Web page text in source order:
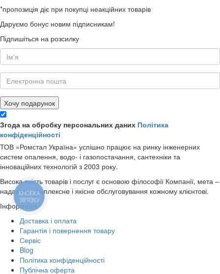
*пропозиція діє при покупці неакційних товарів
Даруємо бонус новим підписникам!
Підпишіться на розсилку
Хочу подарунок
Згода на обробку персональних даних Політика
конфіденційності
ТОВ «Ромстал Україна» успішно працює на ринку інженерних
систем опалення, водо- і газопостачання, сантехніки та
інноваційних технологій з 2003 року.
Висока якість товарів і послуг є основою філософії Компанії, мета –
надавати комплексне і якісне обслуговування кожному клієнтові.
Інформація
Доставка і оплата
Гарантія і повернення товару
Сервіс
Blog
Політика конфіденційності
Публічна оферта
КНОПКА
ЗВ'ЯЗКУ